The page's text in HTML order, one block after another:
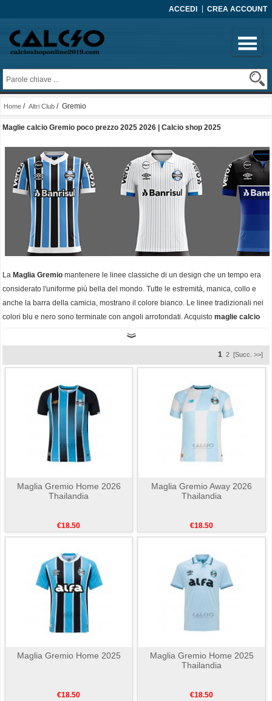
ACCEDI CREA ACCOUNT
Home / Altri Club / Gremio
Maglie calcio Gremio poco prezzo 2025 2026 | Calcio shop 2025
La Maglia Gremio mantenere le linee classiche di un design che un tempo era
considerato l'uniforme più bella del mondo. Tutte le estremità, manica, collo e
anche la barra della camicia, mostrano il colore bianco. Le linee tradizionali nei
colori blu e nero sono terminate con angoli arrotondati. Acquisto maglie calcio
1 2 [Succ. >>]
Maglia Gremio Home 2026
Thailandia
€18.50
Maglia Gremio Away 2026
Thailandia
€18.50
Maglia Gremio Home 2025
€18.50
Maglia Gremio Home 2025
Thailandia
€18.50